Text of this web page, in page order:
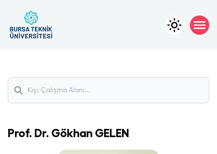
Prof. Dr. Gökhan GELEN